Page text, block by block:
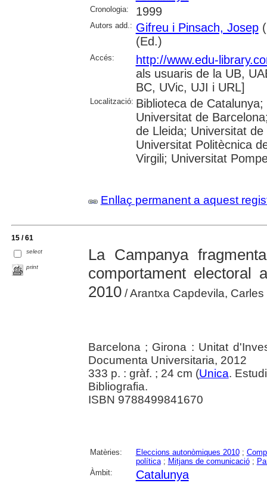
Cronologia: 1999
Autors add.: Gifreu i Pinsach, Josep
(Ed.)
Accés:
http://www.edu-
als usuaris de la UB,
BC, UVic, UJI i URL]
Localització: Biblioteca de
Universitat de
de Lleida; Universitat
Universitat Politècnica
Virgili; Universitat
Enllaç permanent a aquest
15 / 61
select
print
La Campanya
comportament electoral
2010/ Arantxa Capdevila, Carles
Barcelona ; Girona : Unitat
Documenta Universitaria, 2012
333 p. : gràf. ; 24 cm (Unica.
Bibliografia.
ISBN 9788499841670
Matèries: Eleccions autonòmiques 2010;
política; Mitjans de comunicació;
Àmbit:
Catalunya